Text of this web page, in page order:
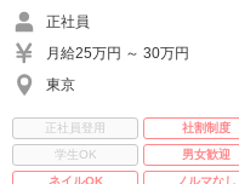
正社員
月給25万円 ～ 30万円
東京
正社員登用 社割制度
学生OK
男女歓迎
ネイルOK
ノルマなし